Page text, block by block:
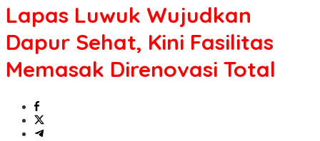
Dapur
Kini
Fasilitas
Memasak
Lapas Luwuk Wujudkan
Dapur Sehat, Kini Fasilitas
Memasak Direnovasi Total